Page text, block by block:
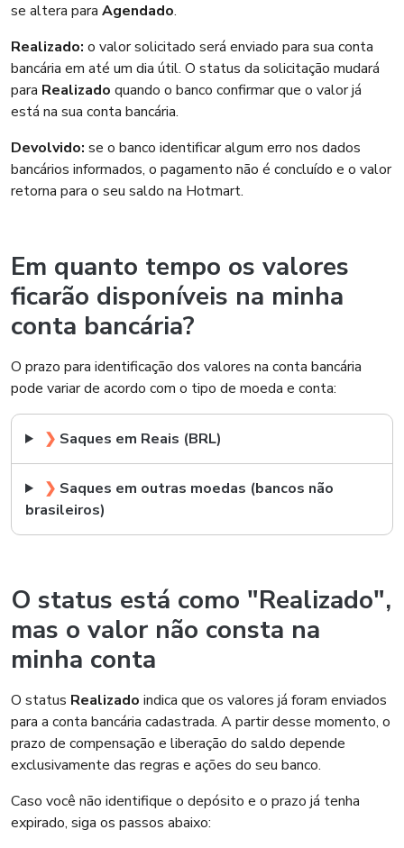
se altera para Agendado.
Realizado: o valor solicitado será enviado para sua conta
bancária em até um dia útil. O status da solicitação mudará
para Realizado quando o banco confirmar que o valor já
está na sua conta bancária.
Devolvido: se o banco identificar algum erro nos dados
bancários informados, o pagamento não é concluído e o valor
retorna para o seu saldo na Hotmart.
Em quanto tempo os valores
ficarão disponíveis na minha
conta bancária?
O prazo para identificação dos valores na conta bancária
pode variar de acordo com o tipo de moeda e conta:
❯ Saques em Reais (BRL)
❯ Saques em outras moedas (bancos não
brasileiros)
O status está como "Realizado",
mas o valor não consta na
minha conta
O status Realizado indica que os valores já foram enviados
para a conta bancária cadastrada. A partir desse momento, o
prazo de compensação e liberação do saldo depende
exclusivamente das regras e ações do seu banco.
Caso você não identifique o depósito e o prazo já tenha
expirado, siga os passos abaixo: